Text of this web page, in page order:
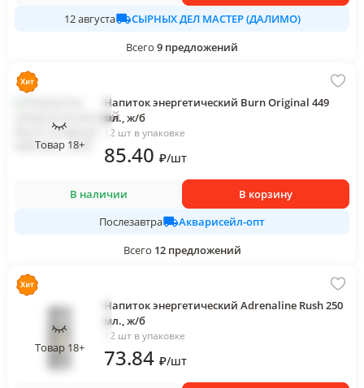
12 августа
СЫРНЫХ ДЕЛ МАСТЕР (ДАЛИМО)
Всего 9 предложений
Товар 18+
Напиток энергетический Burn Original 449
мл., ж/б
12 шт в упаковке
85.40 ₽/шт
В наличии
В корзину
Послезавтра
Акварисейл-опт
Всего 12 предложений
Товар 18+
Напиток энергетический Adrenaline Rush 250
мл., ж/б
12 шт в упаковке
73.84 ₽/шт